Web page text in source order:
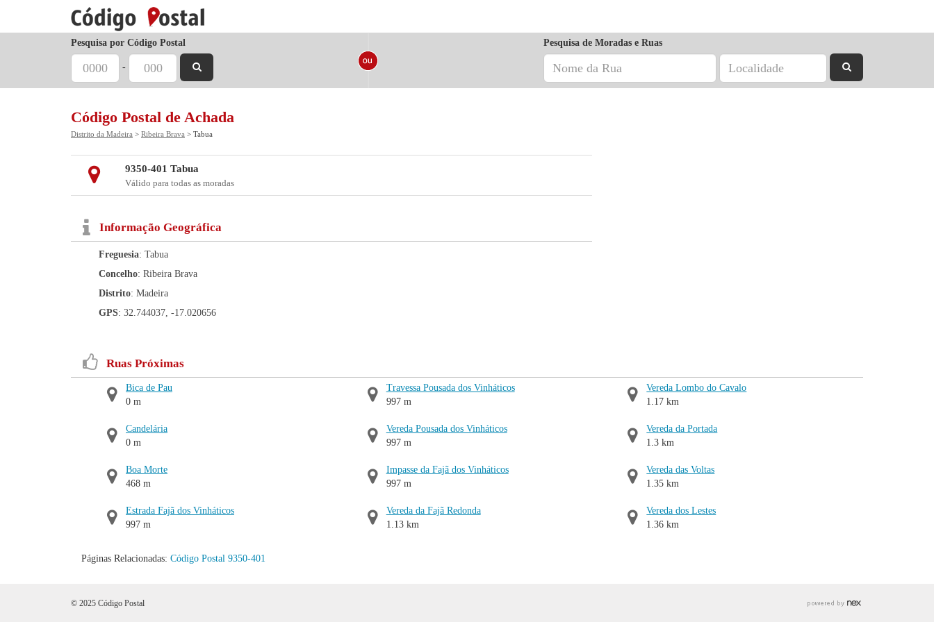
Pesquisa por Código Postal
-
Pesquisa de Moradas e Ruas
Código Postal de Achada
Distrito da Madeira > Ribeira Brava > Tabua
9350-401 Tabua
Válido para todas as moradas
Informação Geográfica
Freguesia: Tabua
Concelho: Ribeira Brava
Distrito: Madeira
GPS: 32.744037, -17.020656
Ruas Próximas
Bica de Pau
0 m
Candelária
0 m
Boa Morte
468 m
Estrada Fajã dos Vinháticos
997 m
Travessa Pousada dos Vinháticos
997 m
Vereda Pousada dos Vinháticos
997 m
Impasse da Fajã dos Vinháticos
997 m
Vereda da Fajã Redonda
1.13 km
Vereda Lombo do Cavalo
1.17 km
Vereda da Portada
1.3 km
Vereda das Voltas
1.35 km
Vereda dos Lestes
1.36 km
Páginas Relacionadas: Código Postal 9350-401
© 2025 Código Postal